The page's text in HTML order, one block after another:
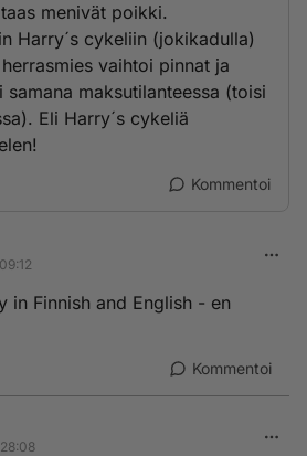
menivät poikki.
Harry´s cykeliin (jokikadulla)
vaihtoi pinnat ja
maksutilanteessa (toisi
Eli Harry´s cykeliä
Kommentoi
in Finnish and English - en
Kommentoi